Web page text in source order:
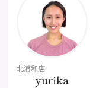
北浦和店
yurika